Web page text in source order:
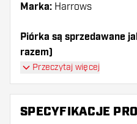
Marka: Harrows
Piórka są sprzedawane
razem)
Dartshopper tip!
Upewnij się, że masz
Przeczytaj więcej
SPECYFIKACJE